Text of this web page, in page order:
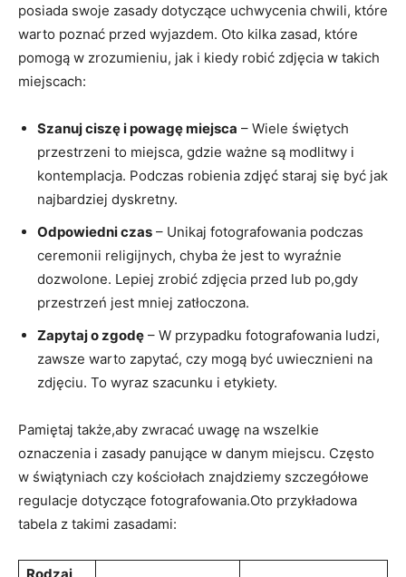
posiada ‌swoje ​zasady dotyczące‍ uchwycenia chwili,‌ które
warto poznać przed wyjazdem. Oto‍ kilka ‌zasad, ⁣które
pomogą w‍ zrozumieniu, jak i kiedy ⁢robić zdjęcia w takich
miejscach:
Szanuj ciszę i powagę ​miejsca – Wiele⁢ świętych
przestrzeni‌ to‍ miejsca, gdzie ważne są modlitwy i
kontemplacja. Podczas robienia zdjęć ‌staraj się być jak
najbardziej ⁢dyskretny.
Odpowiedni‌ czas – Unikaj fotografowania ​podczas
ceremonii ‍religijnych, chyba że jest​ to⁣ wyraźnie
dozwolone. Lepiej ⁤zrobić zdjęcia przed ‌lub po,gdy
przestrzeń jest ⁣mniej ⁢zatłoczona.
Zapytaj​ o zgodę – W przypadku‌ fotografowania ludzi,
zawsze warto zapytać, czy mogą być⁣ uwiecznieni⁢ na
zdjęciu.⁤ To ​wyraz szacunku i etykiety.
Pamiętaj⁤ także,aby zwracać uwagę na wszelkie
oznaczenia ⁢i zasady panujące w danym miejscu. Często
w świątyniach czy kościołach znajdziemy szczegółowe
regulacje ‌dotyczące fotografowania.Oto przykładowa
tabela z⁤ takimi ‍zasadami: